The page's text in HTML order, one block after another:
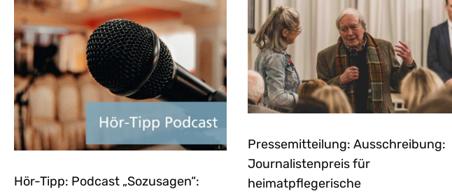
Hör-Tipp: Podcast „Sozusagen“:
Pressemitteilung: Ausschreibung:
Journalistenpreis für
heimatpflegerische